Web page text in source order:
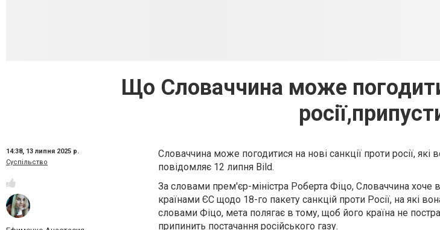
Що Словаччина може
14:38, 13 липня 2025 р.
Суспільство
Словаччина може погодитися на нові санкції проти росії, які
повідомляє 12 липня Bild.
За словами прем'єр-міністра Роберта Фіцо, Словаччина хоче
країнами ЄС щодо 18-го пакету санкцій проти Росії, на які
словами Фіцо, мета полягає в тому, щоб його країна не
припинить постачання російського газу.